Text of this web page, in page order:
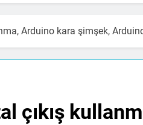
Arduino kara şimşek,
çıkış